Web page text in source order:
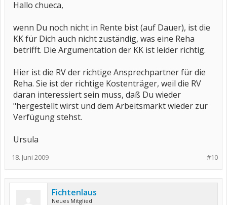
Hallo chueca,
wenn Du noch nicht in Rente bist (auf Dauer), ist die
KK für Dich auch nicht zuständig, was eine Reha
betrifft. Die Argumentation der KK ist leider richtig.
Hier ist die RV der richtige Ansprechpartner für die
Reha. Sie ist der richtige Kostenträger, weil die RV
daran interessiert sein muss, daß Du wieder
"hergestellt wirst und dem Arbeitsmarkt wieder zur
Verfügung stehst.
Ursula
#10
18. Juni 2009
Fichtenlaus
Neues Mitglied